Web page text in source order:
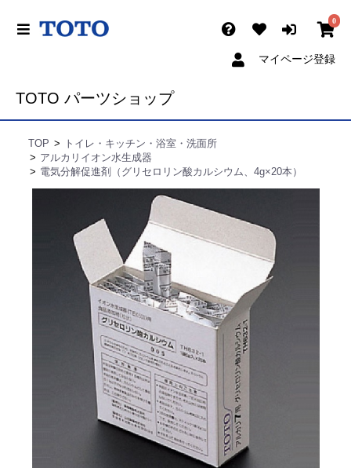
0
マイページ登録
TOTO パーツショップ
TOP
トイレ・キッチン・浴室・洗面所
アルカリイオン水生成器
電気分解促進剤（グリセロリン酸カルシウム、4g×20本）